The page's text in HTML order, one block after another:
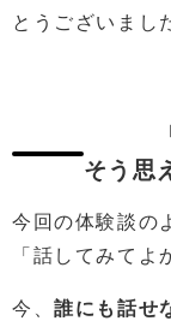
とうございまし
そう思
今回の体験談の
「話してみてよ
今、誰にも話せ